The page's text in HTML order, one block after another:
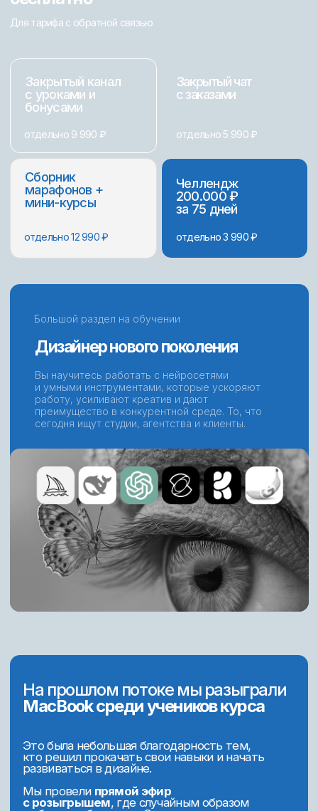
Продумываю структуру сайта и собираю его на
Понимаю логику продающих страниц.
Проектирую и верстаю лендинги
Создаю вау-экраны, продумываю композицию,
цвет и типографику. Делаю визуал, который
выглядит профессионально.
Разрабатываю современный веб-дизайн
Провожу брифинг, презентую дизайн,
аргументирую решения. Использую нейросети
Работаю с клиентами и нейросетями
работы и результат. Умею презентовать
себя как специалиста.
Собираю продающее портфолио
клиентов. Умею красиво и понятно доносить
идеи.
упаковку
Делаю дизайн для ВКонтакте, создаю
топлинки, оформляю трейд-магазин и кабинет
гет-курса.
Оформляю digital-пространство бренда
Создаю макеты сайтов, интерфейсов и презентаций.
Работаю с сетками, стилями и разными приемами.
Уверенно работаю в Figma
Веб-дизайнер